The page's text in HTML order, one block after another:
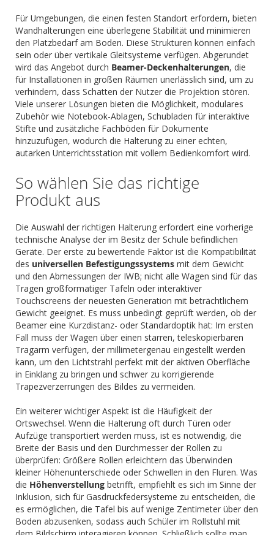
Für Umgebungen, die einen festen Standort erfordern, bieten
Wandhalterungen eine überlegene Stabilität und minimieren
den Platzbedarf am Boden. Diese Strukturen können einfach
sein oder über vertikale Gleitsysteme verfügen. Abgerundet
wird das Angebot durch Beamer-Deckenhalterungen, die
für Installationen in großen Räumen unerlässlich sind, um zu
verhindern, dass Schatten der Nutzer die Projektion stören.
Viele unserer Lösungen bieten die Möglichkeit, modulares
Zubehör wie Notebook-Ablagen, Schubladen für interaktive
Stifte und zusätzliche Fachböden für Dokumente
hinzuzufügen, wodurch die Halterung zu einer echten,
autarken Unterrichtsstation mit vollem Bedienkomfort wird.
So wählen Sie das richtige
Produkt aus
Die Auswahl der richtigen Halterung erfordert eine vorherige
technische Analyse der im Besitz der Schule befindlichen
Geräte. Der erste zu bewertende Faktor ist die Kompatibilität
des universellen Befestigungssystems mit dem Gewicht
und den Abmessungen der IWB; nicht alle Wagen sind für das
Tragen großformatiger Tafeln oder interaktiver
Touchscreens der neuesten Generation mit beträchtlichem
Gewicht geeignet. Es muss unbedingt geprüft werden, ob der
Beamer eine Kurzdistanz- oder Standardoptik hat: Im ersten
Fall muss der Wagen über einen starren, teleskopierbaren
Tragarm verfügen, der millimetergenau eingestellt werden
kann, um den Lichtstrahl perfekt mit der aktiven Oberfläche
in Einklang zu bringen und schwer zu korrigierende
Trapezverzerrungen des Bildes zu vermeiden.
Ein weiterer wichtiger Aspekt ist die Häufigkeit der
Ortswechsel. Wenn die Halterung oft durch Türen oder
Aufzüge transportiert werden muss, ist es notwendig, die
Breite der Basis und den Durchmesser der Rollen zu
überprüfen: Größere Rollen erleichtern das Überwinden
kleiner Höhenunterschiede oder Schwellen in den Fluren. Was
die Höhenverstellung betrifft, empfiehlt es sich im Sinne der
Inklusion, sich für Gasdruckfedersysteme zu entscheiden, die
es ermöglichen, die Tafel bis auf wenige Zentimeter über den
Boden abzusenken, sodass auch Schüler im Rollstuhl mit